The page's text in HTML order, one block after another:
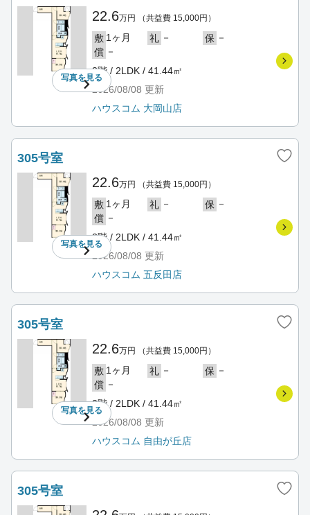
写真を見る
22.6万円 （共益費 15,000円）
敷 1ヶ月 礼 － 保 －
償 －
3階 / 2LDK / 41.44㎡
2026/08/08 更新
ハウスコム 大岡山店
305号室
写真を見る
22.6万円 （共益費 15,000円）
敷 1ヶ月 礼 － 保 －
償 －
3階 / 2LDK / 41.44㎡
2026/08/08 更新
ハウスコム 五反田店
305号室
写真を見る
22.6万円 （共益費 15,000円）
敷 1ヶ月 礼 － 保 －
償 －
3階 / 2LDK / 41.44㎡
2026/08/08 更新
ハウスコム 自由が丘店
305号室